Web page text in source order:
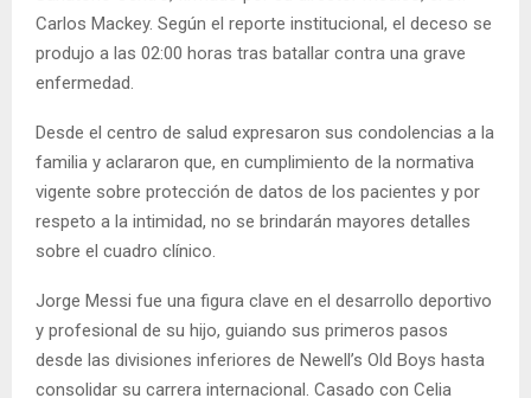
Carlos Mackey. Según el reporte institucional, el deceso se
produjo a las 02:00 horas tras batallar contra una grave
enfermedad.
Desde el centro de salud expresaron sus condolencias a la
familia y aclararon que, en cumplimiento de la normativa
vigente sobre protección de datos de los pacientes y por
respeto a la intimidad, no se brindarán mayores detalles
sobre el cuadro clínico.
Jorge Messi fue una figura clave en el desarrollo deportivo
y profesional de su hijo, guiando sus primeros pasos
desde las divisiones inferiores de Newell’s Old Boys hasta
consolidar su carrera internacional. Casado con Celia